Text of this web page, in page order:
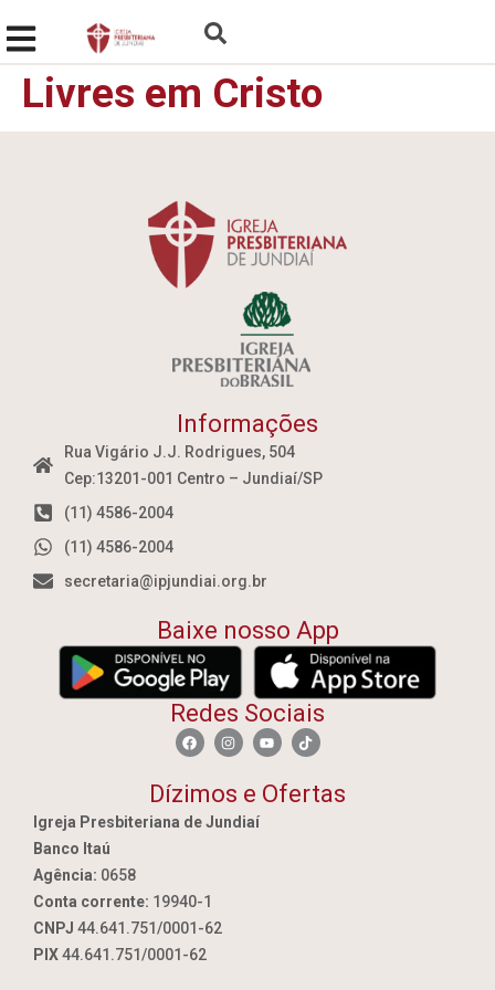
Livres em Cristo
Informações
Rua Vigário J.J. Rodrigues, 504
Cep:13201-001 Centro – Jundiaí/SP
(11) 4586-2004
(11) 4586-2004
secretaria@ipjundiai.org.br
Baixe nosso App
Redes Sociais
Dízimos e Ofertas
Igreja Presbiteriana de Jundiaí
Banco Itaú
Agência: 0658
Conta corrente: 19940-1
CNPJ 44.641.751/0001-62
PIX44.641.751/0001-62